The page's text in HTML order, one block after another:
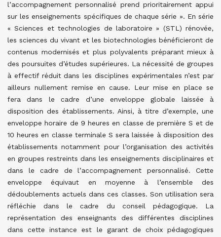
l’accompagnement personnalisé prend prioritairement appui
sur les enseignements spécifiques de chaque série ». En série
« Sciences et technologies de laboratoire » (STL) rénovée,
les sciences du vivant et les biotechnologies bénéficieront de
contenus modernisés et plus polyvalents préparant mieux à
des poursuites d’études supérieures. La nécessité de groupes
à effectif réduit dans les disciplines expérimentales n’est par
ailleurs nullement remise en cause. Leur mise en place se
fera dans le cadre d’une enveloppe globale laissée à
disposition des établissements. Ainsi, à titre d’exemple, une
enveloppe horaire de 9 heures en classe de première S et de
10 heures en classe terminale S sera laissée à disposition des
établissements notamment pour l’organisation des activités
en groupes restreints dans les enseignements disciplinaires et
dans le cadre de l’accompagnement personnalisé. Cette
enveloppe équivaut en moyenne à l’ensemble des
dédoublements actuels dans ces classes. Son utilisation sera
réfléchie dans le cadre du conseil pédagogique. La
représentation des enseignants des différentes disciplines
dans cette instance est le garant de choix pédagogiques